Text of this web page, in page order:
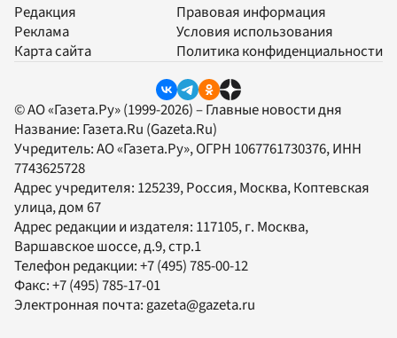
Редакция
Реклама
Карта сайта
Правовая информация
Условия использования
Политика конфиденциальности
© АО «Газета.Ру» (1999-2026) – Главные новости дня
Название: Газета.Ru (Gazeta.Ru)
Учредитель:АО «Газета.Ру», ОГРН 1067761730376, ИНН
7743625728
Адрес учредителя: 125239, Россия, Москва, Коптевская
улица, дом 67
Адрес редакции и издателя: 117105, г. Москва,
Варшавское шоссе, д.9, стр.1
Телефон редакции:+7 (495) 785-00-12
Факс:+7 (495) 785-17-01
Электронная почта:gazeta@gazeta.ru